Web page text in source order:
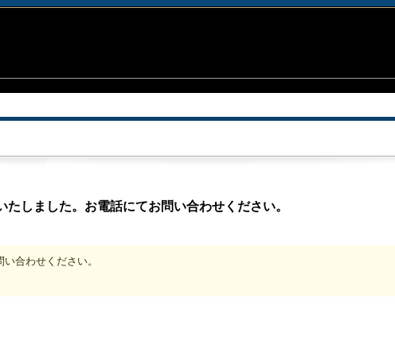
しました。お電話にてお問い合わせください。
合わせください。